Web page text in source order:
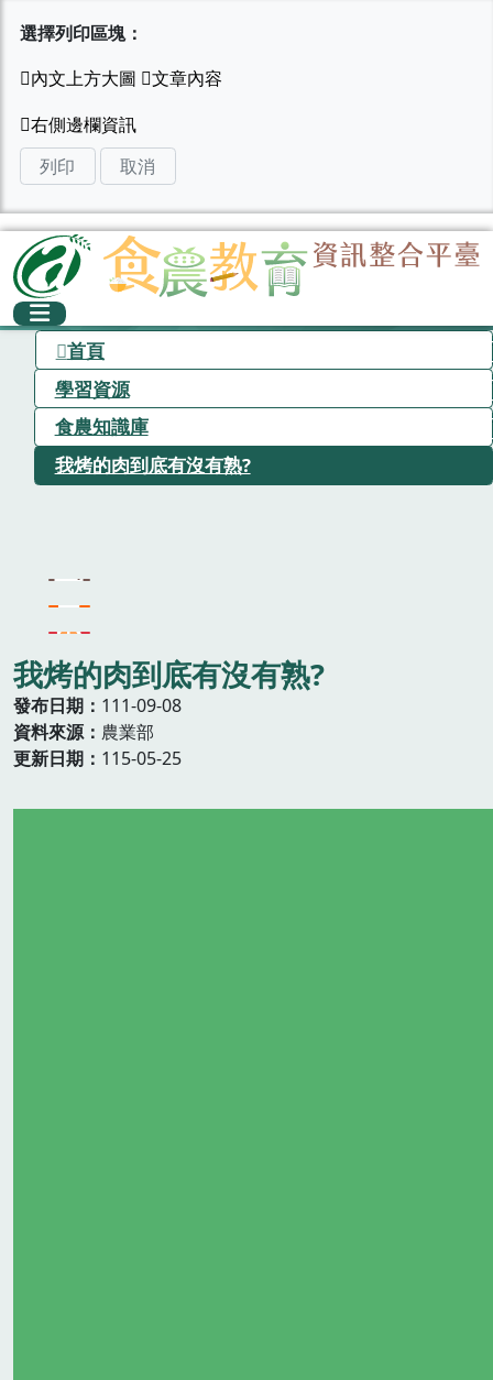
選擇列印區塊：
列印 取消
首頁
學習資源
食農知識庫
我烤的肉到底有沒有熟?
我烤的肉到底有沒有熟?
發布日期
111-09-08
資料來源
農業部
更新日期
115-05-25